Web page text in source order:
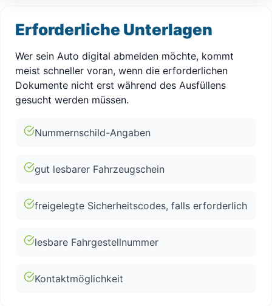
Erforderliche Unterlagen
Wer sein Auto digital abmelden möchte, kommt
meist schneller voran, wenn die erforderlichen
Dokumente nicht erst während des Ausfüllens
gesucht werden müssen.
Nummernschild-Angaben
gut lesbarer Fahrzeugschein
freigelegte Sicherheitscodes, falls erforderlich
lesbare Fahrgestellnummer
Kontaktmöglichkeit